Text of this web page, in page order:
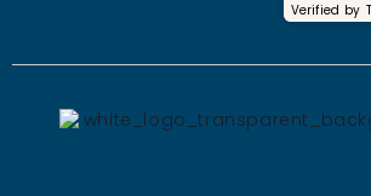
Verified by